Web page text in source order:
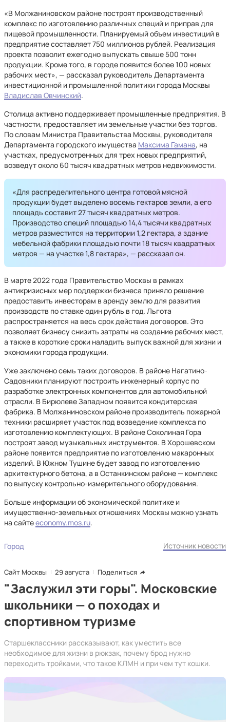
«В Молжаниновском районе построят производственный
комплекс по изготовлению различных специй и приправ для
пищевой промышленности. Планируемый объем инвестиций в
предприятие составляет 750 миллионов рублей. Реализация
проекта позволит ежегодно выпускать свыше 500 тонн
продукции. Кроме того, в городе появится более 100 новых
рабочих мест», — рассказал руководитель Департамента
инвестиционной и промышленной политики города Москвы
Владислав Овчинский.
Столица активно поддерживает промышленные предприятия. В
частности, предоставляет им земельные участки без торгов.
По словам Министра Правительства Москвы, руководителя
Департамента городского имущества Максима Гамана, на
участках, предусмотренных для трех новых предприятий,
возведут около 60 тысяч квадратных метров недвижимости.
«Для распределительного центра готовой мясной
продукции будет выделено восемь гектаров земли, а его
площадь составит 27 тысяч квадратных метров.
Производство специй площадью 14,4 тысячи квадратных
метров разместится на территории 1,2 гектара, а здание
мебельной фабрики площадью почти 18 тысяч квадратных
метров — на участке 1,8 гектара», — рассказал он.
В марте 2022 года Правительство Москвы в рамках
антикризисных мер поддержки бизнеса приняло решение
предоставить инвесторам в аренду землю для развития
производств по ставке один рубль в год. Льгота
распространяется на весь срок действия договоров. Это
позволяет бизнесу снизить затраты на создание рабочих мест,
а также в короткие сроки наладить выпуск важной для жизни и
экономики города продукции.
Уже заключено семь таких договоров. В районе Нагатино-
Садовники планируют построить инженерный корпус по
разработке электронных компонентов для автомобильной
отрасли. В Бирюлеве Западном появится кондитерская
фабрика. В Молжаниновском районе производитель пожарной
техники расширяет участок под возведение комплекса по
изготовлению комплектующих. В районе Соколиная Гора
построят завод музыкальных инструментов. В Хорошевском
районе появится предприятие по изготовлению макаронных
изделий. В Южном Тушине будет завод по изготовлению
архитектурного бетона, а в Останкинском районе — комплекс
по выпуску контрольно-измерительного оборудования.
Больше информации об экономической политике и
имущественно-земельных отношениях Москвы можно узнать
на сайтеeconomy.mos.ru.
Город Источник новости
Сайт Москвы 29 августа Поделиться
"Заслужил эти горы". Московские
школьники — о походах и
спортивном туризме
Старшеклассники рассказывают, как уместить все
необходимое для жизни в рюкзак, почему брод нужно
переходить тройками, что такое КЛМН и при чем тут кошки.